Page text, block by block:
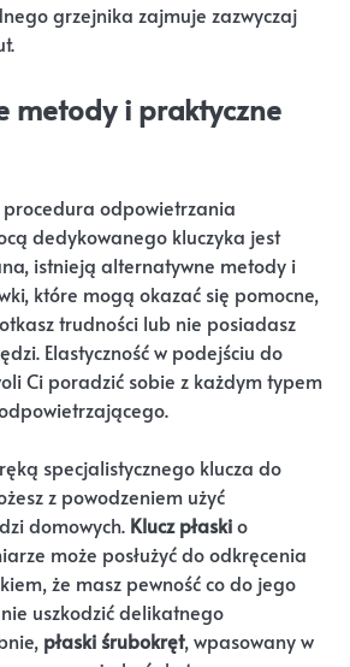
grzejnika zajmuje zazwyczaj
metody i praktyczne
odpowietrzania
dedykowanego kluczyka jest
istnieją alternatywne metody i
które mogą okazać się pomocne,
trudności lub nie posiadasz
Elastyczność w podejściu do
Ci poradzić sobie z każdym typem
specjalistycznego klucza do
z powodzeniem użyć
domowych. Klucz płaskio
może posłużyć do odkręcenia
że masz pewność co do jego
uszkodzić delikatnego
płaski śrubokręt, wpasowany w